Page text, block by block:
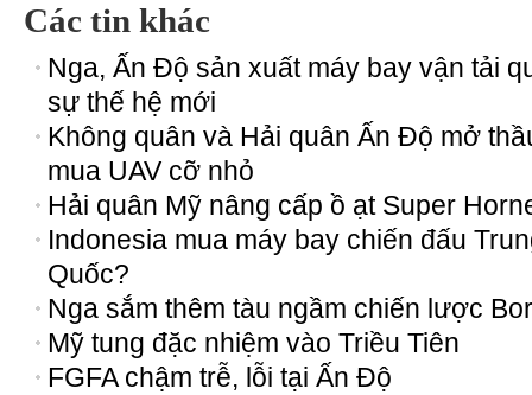
Các tin khác
Nga, Ấn Độ sản xuất máy bay vận tải
sự thế hệ mới
Không quân và Hải quân Ấn Độ mở
mua UAV cỡ nhỏ
Hải quân Mỹ nâng cấp ồ ạt Super
Indonesia mua máy bay chiến đấu
Quốc?
Nga sắm thêm tàu ngầm chiến lược
Mỹ tung đặc nhiệm vào Triều Tiên
FGFA chậm trễ, lỗi tại Ấn Độ